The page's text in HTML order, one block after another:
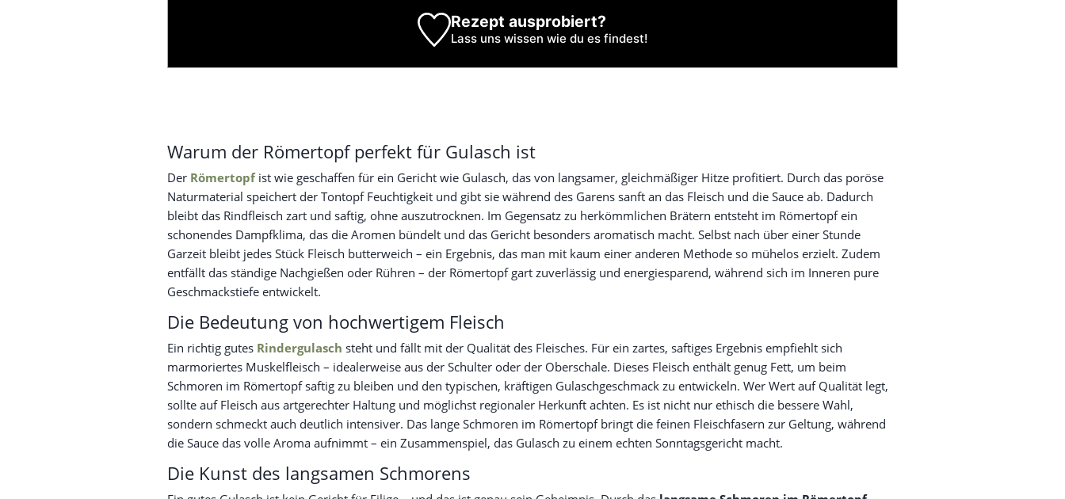
Rezept ausprobiert?
Lass uns wissen wie du es findest!
Warum der Römertopf perfekt für Gulasch ist
Der Römertopfist wie geschaffen für ein Gericht wie Gulasch, das von langsamer, gleichmäßiger Hitze profitiert. Durch das poröse
Naturmaterial speichert der Tontopf Feuchtigkeit und gibt sie während des Garens sanft an das Fleisch und die Sauce ab. Dadurch
bleibt das Rindfleisch zart und saftig, ohne auszutrocknen. Im Gegensatz zu herkömmlichen Brätern entsteht im Römertopf ein
schonendes Dampfklima, das die Aromen bündelt und das Gericht besonders aromatisch macht. Selbst nach über einer Stunde
Garzeit bleibt jedes Stück Fleisch butterweich – ein Ergebnis, das man mit kaum einer anderen Methode so mühelos erzielt. Zudem
entfällt das ständige Nachgießen oder Rühren – der Römertopf gart zuverlässig und energiesparend, während sich im Inneren pure
Geschmackstiefe entwickelt.
Die Bedeutung von hochwertigem Fleisch
Ein richtig gutes Rindergulasch steht und fällt mit der Qualität des Fleisches. Für ein zartes, saftiges Ergebnis empfiehlt sich
marmoriertes Muskelfleisch – idealerweise aus der Schulter oder der Oberschale. Dieses Fleisch enthält genug Fett, um beim
Schmoren im Römertopf saftig zu bleiben und den typischen, kräftigen Gulaschgeschmack zu entwickeln. Wer Wert auf Qualität legt,
sollte auf Fleisch aus artgerechter Haltung und möglichst regionaler Herkunft achten. Es ist nicht nur ethisch die bessere Wahl,
sondern schmeckt auch deutlich intensiver. Das lange Schmoren im Römertopf bringt die feinen Fleischfasern zur Geltung, während
die Sauce das volle Aroma aufnimmt – ein Zusammenspiel, das Gulasch zu einem echten Sonntagsgericht macht.
Die Kunst des langsamen Schmorens